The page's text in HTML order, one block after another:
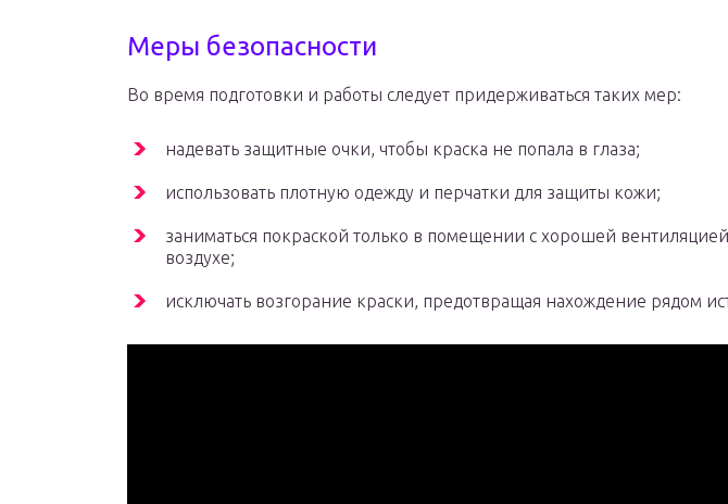
Меры безопасности
Во время подготовки и работы следует придерживаться таких мер:
надевать защитные очки, чтобы краска не попала в глаза;
использовать плотную одежду и перчатки для защиты кожи;
заниматься покраской только в помещении с хорошей
воздухе;
исключать возгорание краски, предотвращая нахождение рядом